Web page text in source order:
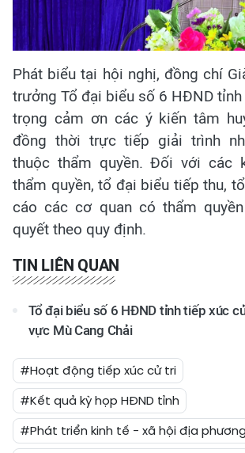
Phát biểu tại hội nghị, đồng chí
trưởng Tổ đại biểu số 6 HĐND tỉnh
trọng cảm ơn các ý kiến tâm
đồng thời trực tiếp giải trình
thuộc thẩm quyền. Đối với các
thẩm quyền, tổ đại biểu tiếp thu,
cáo các cơ quan có thẩm
quyết theo quy định.
TIN LIÊN QUAN
Tổ đại biểu số 6 HĐND tỉnh tiếp xúc
vực Mù Cang Chải
#Hoạt động tiếp xúc cử tri
#Kết quả kỳ họp HĐND tỉnh
#Phát triển kinh tế - xã hội địa